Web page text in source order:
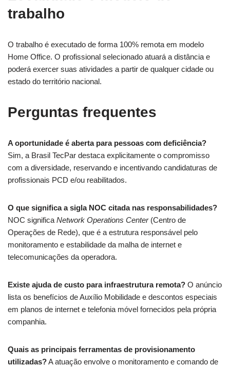
trabalho
O trabalho é executado de forma 100% remota em modelo
Home Office. O profissional selecionado atuará a distância e
poderá exercer suas atividades a partir de qualquer cidade ou
estado do território nacional.
Perguntas frequentes
A oportunidade é aberta para pessoas com deficiência?
Sim, a Brasil TecPar destaca explicitamente o compromisso
com a diversidade, reservando e incentivando candidaturas de
profissionais PCD e/ou reabilitados.
O que significa a sigla NOC citada nas responsabilidades?
NOC significa Network Operations Center(Centro de
Operações de Rede), que é a estrutura responsável pelo
monitoramento e estabilidade da malha de internet e
telecomunicações da operadora.
Existe ajuda de custo para infraestrutura remota? O anúncio
lista os benefícios de Auxílio Mobilidade e descontos especiais
em planos de internet e telefonia móvel fornecidos pela própria
companhia.
Quais as principais ferramentas de provisionamento
utilizadas?A atuação envolve o monitoramento e comando de